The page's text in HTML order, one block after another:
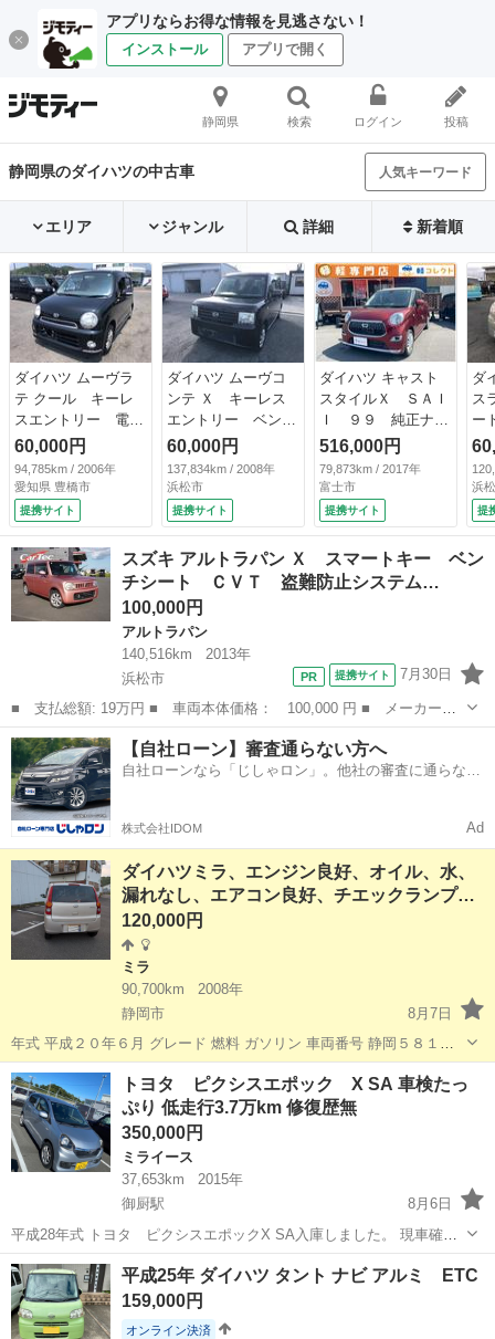
アプリならお得な情報を見逃さない！
インストール アプリで開く
静岡県 検索 ログイン 投稿
静岡県のダイハツの中古車 人気キーワード
エリア ジャンル 詳細 新着順
ダイハツ ムーヴラ
テ クール キーレ
スエントリー 電動
格納ミラー ベンチ
シート ＡＴ 盗難
防止システム ＡＢ
Ｓ ＣＤ アルミホ
イール 衝突安全ボ
ディ エアコン パ
ワーステアリング
法廷整備付 （車検
整備付）
60,000円
94,785km / 2006年
愛知県 豊橋市
提携サイト
ダイハツ ムーヴコ
ンテ Ｘ キーレス
エントリー ベンチ
シート ＣＶＴ 盗
難防止システム Ａ
ＢＳ ＣＤ 衝突安
全ボディ エアコ
ン パワーステアリ
ドウ （車検整備
付）
60,000円
137,834km / 2008年
浜松市
提携サイト
ダイハツ キャスト
スタイルＸ ＳＡＩ
Ｉ ９９ 純正ナ
ビ テレビ バック
モニター ステアリ
ングスイッチ プッ
シュスタート スマ
ートキー ルーフツ
ト バイザー スマ
ートアシスト ＡＢ
付）
516,000円
79,873km / 2017年
富士市
提携サイト
ダ
ス
ー
ー
Ｄ
ウ
グ
（
浜
提
スズキ アルトラパン Ｘ スマートキー ベン
チシート ＣＶＴ 盗難防止システム…
100,000円
アルトラパン
140,516km
2013年
浜松市
提携サイト 7月30日
■ 支払総額: 19万円 ■ 車両本体価格： 100,000 円 ■ メーカー
名： スズキ ■ 車種名： アルトラパン ■ グレード名： Ｘ ス
マートキー ベンチシート ＣＶＴ 盗難防止システム ＡＢＳ Ｃ
Ｄ アルミホイー...
静岡 浜松市 アルトラパン ベンチシート
【自社ローン】審査通らない方へ
自社ローンなら「じしゃロン」。他社の審査に通らなか
株式会社IDOM Ad
ダイハツミラ、エンジン良好、オイル、水、
漏れなし、エアコン良好、チエックランプ…
120,000円
ミラ
90,700km
2008年
静岡市
8月7日
年式 平成２０年６月 グレード 燃料 ガソリン 車両番号 静岡５８１え
６４１９ ＡＢＳ なし 車台番号 H82W-０５２６１８２ ＥＴＣ なし 型
式 DBA-H82W ドアー...
静岡 静岡市 ミラ エンジン
トヨタ ピクシスエポック X SA 車検たっ
ぷり 低走行3.7万km 修復歴無
350,000円
ミライース
37,653km
2015年
御厨駅
8月6日
平成28年式 トヨタ ピクシスエポックX SA入庫しました。 現車確認
後、そのまま乗って帰っていただけます。 ご都合の良い日時を併せて
お問い合わせ下さい。 走行距離も少なく、機関良好な1台です。 普段
使いや通勤・通学、...
静岡 袋井市 御厨駅 ミライース
平成25年 ダイハツ タント ナビ アルミ ETC
159,000円
オンライン決済